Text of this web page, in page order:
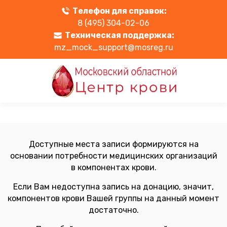
Телефон для справок:
8 (495) 304-02-06
Техническая поддержка:
mz_mock_support@mosreg.ru
Доступные места записи формируются на
основании потребности медицинских организаций
в компонентах крови.
Если Вам недоступна запись на донацию, значит,
компонентов крови Вашей группы на данный момент
достаточно.